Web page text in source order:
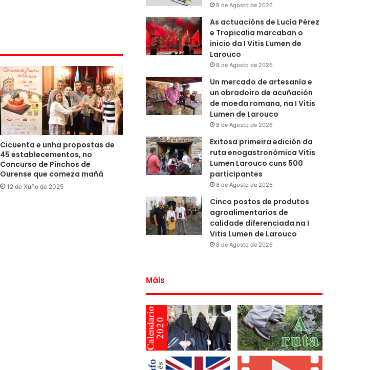
Cicuenta e unha propostas de
45 establecementos, no
Concurso de Pinchos de
Ourense que comeza mañá
12 de Xuño de 2025
8 de Agosto de 2026
As actuacións de Lucía Pérez
e Tropicalia marcaban o
inicio da I Vitis Lumen de
Larouco
8 de Agosto de 2026
Un mercado de artesanía e
un obradoiro de acuñación
de moeda romana, na I Vitis
Lumen de Larouco
8 de Agosto de 2026
Exitosa primeira edición da
ruta enogastronómica Vitis
Lumen Larouco cuns 500
participantes
8 de Agosto de 2026
Cinco postos de produtos
agroalimentarios de
calidade diferenciada na I
Vitis Lumen de Larouco
8 de Agosto de 2026
Máis